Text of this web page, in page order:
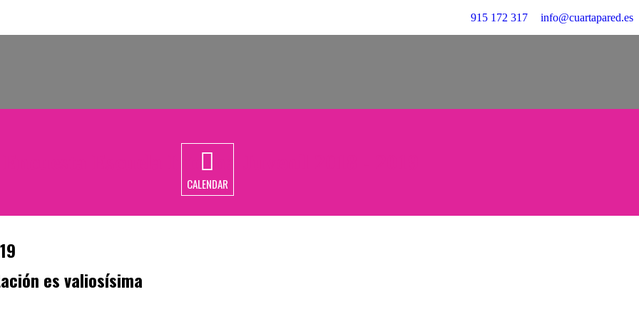
915 172 317 info@cuartapared.es
CALENDAR
Encuesta Escuela Interna Juvenil 2018 - 2019
es valiosísima